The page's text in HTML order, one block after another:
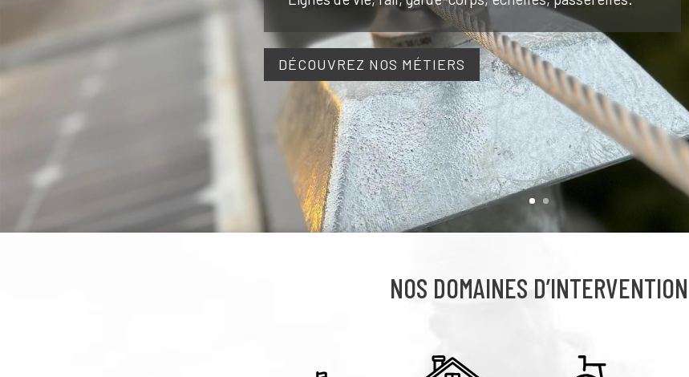
DÉCOUVREZ NOS MÉTIERS
NOS DOMAINES D’INTERVENTION